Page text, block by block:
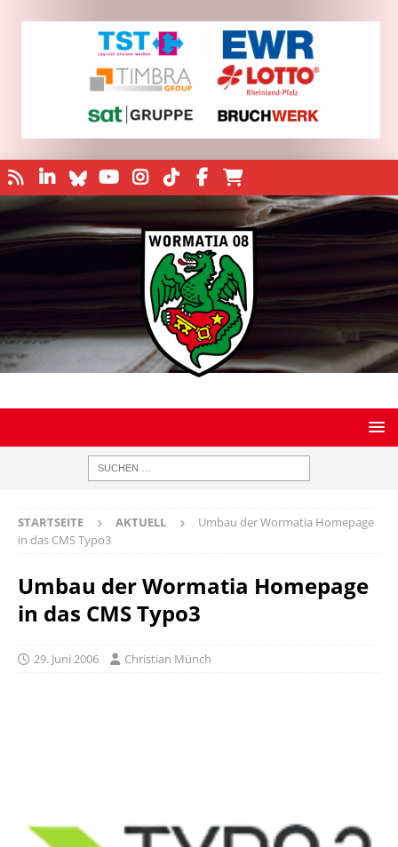
STARTSEITE AKTUELL
Umbau der Wormatia Homepage
in das CMS Typo3
Umbau der Wormatia Homepage
in das CMS Typo3
29. Juni 2006 Christian Münch